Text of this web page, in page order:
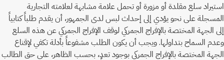
استيراد سلع مقلدة أو مزورة أو تحمل علامة مشابهة لعلامته التجارية
المسجلة على نحو يؤدي إلى إحداث لبس لدى الجمهور، أن يقدم طلباً كتابياً
إلى الجهة المختصة بالإفراج الجمركي لوقف الإفراج الجمركي عن هذه السلع
وعدم السماح بتداولها. ويجب أن يكون الطلب مشفوعاً بأدلة تكفي لإقناع
الجهة المختصة بالإفراج الجمركي بوجود تعدٍ، بحسب الظاهر، على حق الطالب